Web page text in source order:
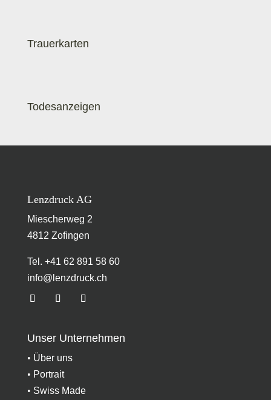
Trauerkarten
Todesanzeigen
Lenzdruck AG
Miescherweg 2
4812 Zofingen
Tel. +41 62 891 58 60
info@lenzdruck.ch
Unser Unternehmen
• Über uns
• Portrait
• Swiss Made